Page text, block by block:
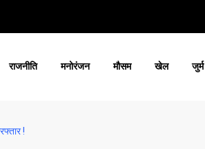
राजनीति मनोरंजन मौसम खेल जुर्म
!